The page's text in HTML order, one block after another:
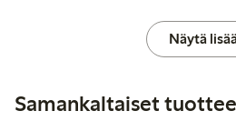
Näytä
Samankaltaiset